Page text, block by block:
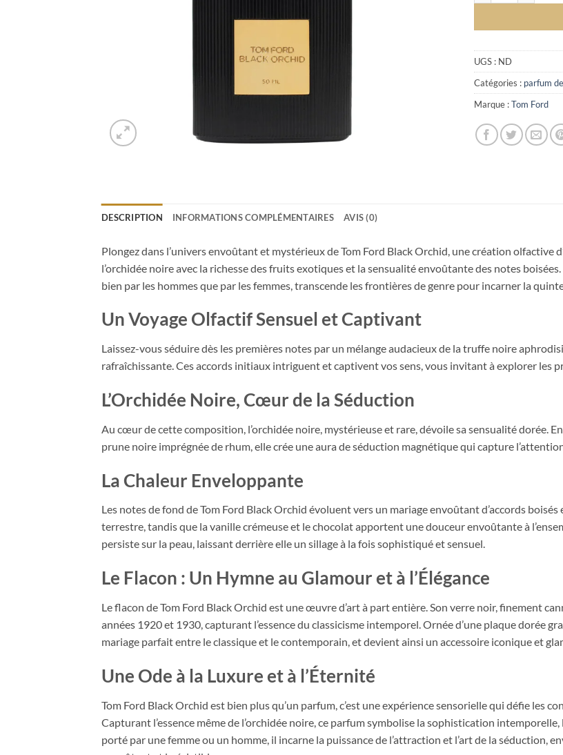
UGS : ND
Catégories : parfum
Marque :Tom Ford
DESCRIPTION INFORMATIONS COMPLÉMENTAIRES AVIS (0)
Plongez dans l’univers envoûtant et mystérieux de Tom Ford Black Orchid, une création olfactive
l’orchidée noire avec la richesse des fruits exotiques et la sensualité envoûtante des notes
bien par les hommes que par les femmes, transcende les frontières de genre pour incarner la
Un Voyage Olfactif Sensuel et Captivant
Laissez-vous séduire dès les premières notes par un mélange audacieux de la truffe noire
rafraîchissante. Ces accords initiaux intriguent et captivent vos sens, vous invitant à explorer les
L’Orchidée Noire, Cœur de la Séduction
Au cœur de cette composition, l’orchidée noire, mystérieuse et rare, dévoile sa sensualité dorée.
prune noire imprégnée de rhum, elle crée une aura de séduction magnétique qui capture
La Chaleur Enveloppante
Les notes de fond de Tom Ford Black Orchid évoluent vers un mariage envoûtant d’accords
terrestre, tandis que la vanille crémeuse et le chocolat apportent une douceur envoûtante à
persiste sur la peau, laissant derrière elle un sillage à la fois sophistiqué et sensuel.
Le Flacon : Un Hymne au Glamour et à l’Élégance
Le flacon de Tom Ford Black Orchid est une œuvre d’art à part entière. Son verre noir, finement
années 1920 et 1930, capturant l’essence du classicisme intemporel. Ornée d’une plaque dorée
mariage parfait entre le classique et le contemporain, et devient ainsi un accessoire iconique et
Une Ode à la Luxure et à l’Éternité
Tom Ford Black Orchid est bien plus qu’un parfum, c’est une expérience sensorielle qui défie les
Capturant l’essence même de l’orchidée noire, ce parfum symbolise la sophistication
porté par une femme ou un homme, il incarne la puissance de l’attraction et l’art de la séduction,